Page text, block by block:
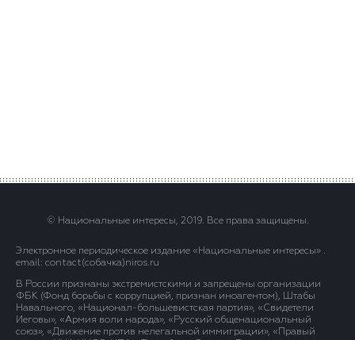
© Национальные интересы, 2019. Все права защищены.
Электронное периодическое издание «Национальные интересы» .
email: contact(сoбaчка)niros.ru
В России признаны экстремистскими и запрещены организации
ФБК (Фонд борьбы с коррупцией, признан иноагентом), Штабы
Навального, «Национал-большевистская партия», «Свидетели
Иеговы», «Армия воли народа», «Русский общенациональный
союз», «Движение против нелегальной иммиграции», «Правый